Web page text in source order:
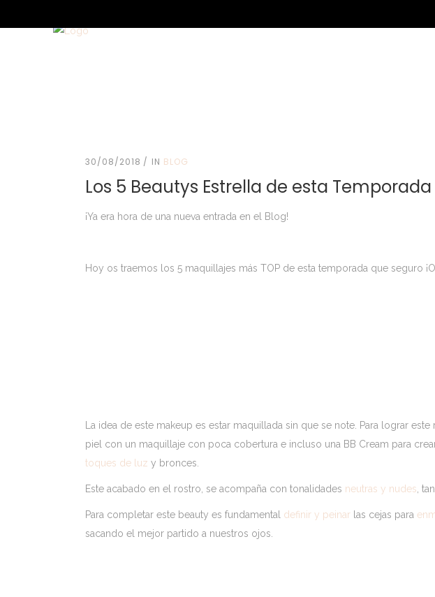
30/08/2018 IN BLOG
Los 5 Beautys Estrella de esta Temporada
¡Ya era hora de una nueva entrada en el Blog!
Hoy os traemos los 5 maquillajes más TOP de esta temporada que seguro
La idea de este makeup es estar maquillada sin que se note. Para lograr
piel con un maquillaje con poca cobertura e incluso una BB Cream para
toques de luz y bronces.
Este acabado en el rostro, se acompaña con tonalidades neutras y nudes ,
Para completar este beauty es fundamental definir y peinar las cejas para
sacando el mejor partido a nuestros ojos.